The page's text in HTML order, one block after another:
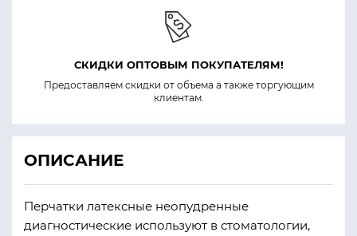
СКИДКИ ОПТОВЫМ ПОКУПАТЕЛЯМ!
Предоставляем скидки от объема а также торгующим
клиентам.
ОПИСАНИЕ
Перчатки латексные неопудренные
диагностические используют в стоматологии,